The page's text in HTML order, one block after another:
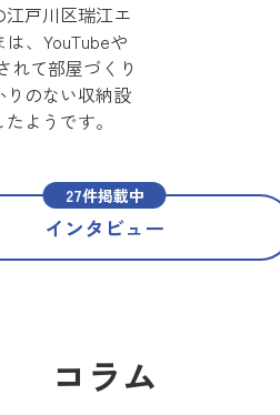
戸川区瑞江エ
、YouTubeや
れて部屋づくり
のない収納設
ようです。
インタビュー
27件掲載中
コラム